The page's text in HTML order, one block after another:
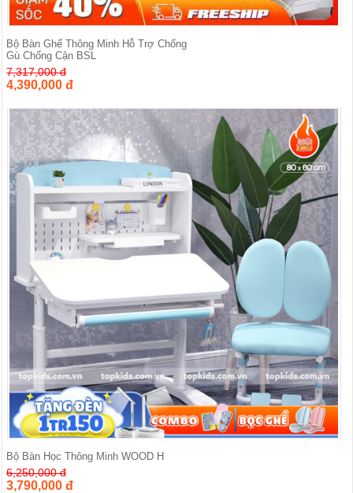
Bộ Bàn Ghế Thông Minh Hỗ Trợ Chống
Gù Chống Cận BSL
7,317,000 đ
4,390,000 đ
Bộ Bàn Học Thông Minh WOOD H
6,250,000 đ
3,790,000 đ